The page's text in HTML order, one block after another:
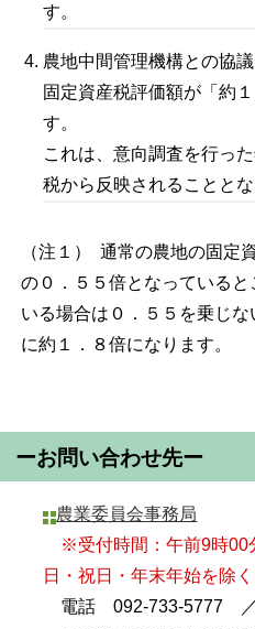
す。
農地中間管理機構との協
固定資産税評価額が「約
す。
これは、意向調査を行っ
税から反映されることとな
（注１） 通常の農地の固定
の０．５５倍となっている
いる場合は０．５５を乗じ
に約１．８倍になります。
ーお問い合わせ先ー
農業委員会事務局
※受付時間：午前9時00
日・祝日・年末年始を除く
電話 092-733-5777